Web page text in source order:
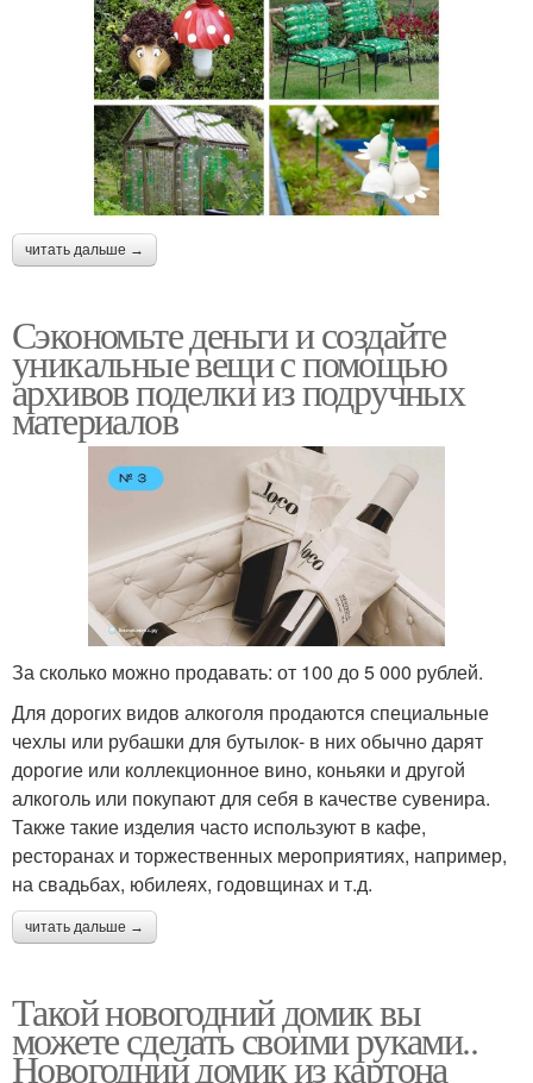
читать дальше →
Сэкономьте деньги и создайте
уникальные вещи с помощью
архивов поделки из подручных
материалов
За сколько можно продавать: от 100 до 5 000 рублей.
Для дорогих видов алкоголя продаются специальные
чехлы или рубашки для бутылок- в них обычно дарят
дорогие или коллекционное вино, коньяки и другой
алкоголь или покупают для себя в качестве сувенира.
Также такие изделия часто используют в кафе,
ресторанах и торжественных мероприятиях, например,
на свадьбах, юбилеях, годовщинах и т.д.
читать дальше →
Такой новогодний домик вы
можете сделать своими руками..
Новогодний домик из картона